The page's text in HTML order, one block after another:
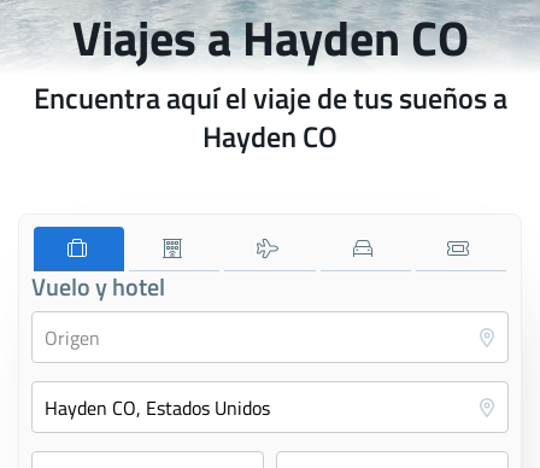
Viajes a Hayden CO
Encuentra aquí el viaje de tus sueños a
Hayden CO
Vuelo y hotel